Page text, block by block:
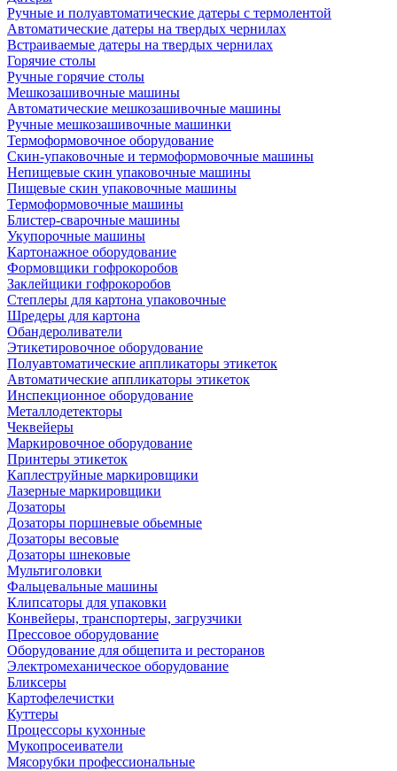
Ручные и полуавтоматические датеры с термолентой
Автоматические датеры на твердых чернилах
Встраиваемые датеры на твердых чернилах
Горячие столы
Ручные горячие столы
Мешкозашивочные машины
Автоматические мешкозашивочные машины
Ручные мешкозашивочные машинки
Термоформовочное оборудование
Скин-упаковочные и термоформовочные машины
Непищевые скин упаковочные машины
Пищевые скин упаковочные машины
Термоформовочные машины
Блистер-сварочные машины
Укупорочные машины
Картонажное оборудование
Формовщики гофрокоробов
Заклейщики гофрокоробов
Степлеры для картона упаковочные
Шредеры для картона
Обандероливатели
Этикетировочное оборудование
Полуавтоматические аппликаторы этикеток
Автоматические аппликаторы этикеток
Инспекционное оборудование
Металлодетекторы
Чеквейеры
Маркировочное оборудование
Принтеры этикеток
Каплеструйные маркировщики
Лазерные маркировщики
Дозаторы
Дозаторы поршневые обьемные
Дозаторы весовые
Дозаторы шнековые
Мультиголовки
Фальцевальные машины
Клипсаторы для упаковки
Конвейеры, транспортеры, загрузчики
Прессовое оборудование
Оборудование для общепита и ресторанов
Электромеханическое оборудование
Бликсеры
Картофелечистки
Куттеры
Процессоры кухонные
Мукопросеиватели
Мясорубки профессиональные